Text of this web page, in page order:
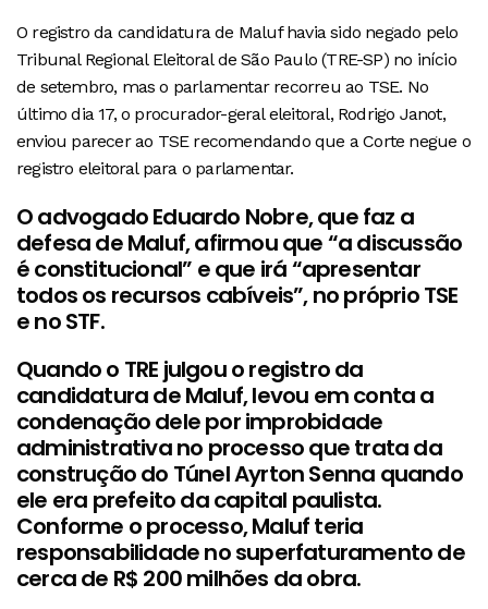
O registro da candidatura de Maluf havia sido negado pelo
Tribunal Regional Eleitoral de São Paulo (TRE-SP) no início
de setembro, mas o parlamentar recorreu ao TSE. No
último dia 17, o procurador-geral eleitoral, Rodrigo Janot,
enviou parecer ao TSE recomendando que a Corte negue o
registro eleitoral para o parlamentar.
O advogado Eduardo Nobre, que faz a
defesa de Maluf, afirmou que “a discussão
é constitucional” e que irá “apresentar
todos os recursos cabíveis”, no próprio TSE
e no STF.
Quando o TRE julgou o registro da
candidatura de Maluf, levou em conta a
condenação dele por improbidade
administrativa no processo que trata da
construção do Túnel Ayrton Senna quando
ele era prefeito da capital paulista.
Conforme o processo, Maluf teria
responsabilidade no superfaturamento de
cerca de R$ 200 milhões da obra.